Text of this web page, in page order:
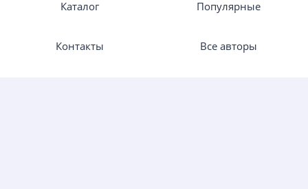
Каталог Популярные
Контакты Все авторы